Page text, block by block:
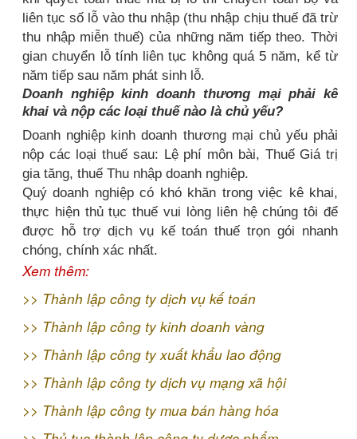
liên tục số lỗ vào thu nhập (thu nhập chịu thuế đã trừ
thu nhập miễn thuế) của những năm tiếp theo. Thời
gian chuyển lỗ tính liên tục không quá 5 năm, kể từ
năm tiếp sau năm phát sinh lỗ.
Doanh nghiệp kinh doanh thương mại phải kê
khai và nộp các loại thuế nào là chủ yếu?
Doanh nghiệp kinh doanh thương mại chủ yếu phải
nộp các loại thuế sau: Lệ phí môn bài, Thuế Giá trị
gia tăng, thuế Thu nhập doanh nghiệp.
Quý doanh nghiệp có khó khăn trong việc kê khai,
thực hiện thủ tục thuế vui lòng liên hệ chúng tôi để
được hỗ trợ dịch vụ kế toán thuế trọn gói nhanh
chóng, chính xác nhất.
Xem thêm:
>> Thành lập công ty dịch vụ kế toán
>> Thành lập công ty kinh doanh vàng
>> Thành lập công ty xuất khẩu lao động
>> Thành lập công ty dịch vụ mạng xã hội
>> Thành lập công ty mua bán hàng hóa